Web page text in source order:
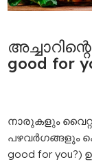
good for
നാരുകളും
പഴവർഗങ്ങളും
good for you?)